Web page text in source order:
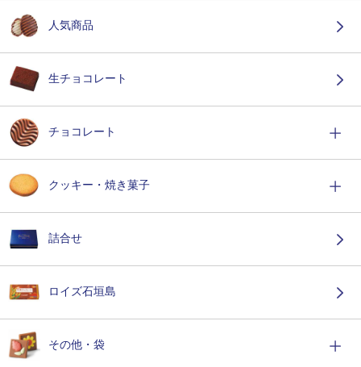
人気商品
生チョコレート
チョコレート
クッキー・焼き菓子
詰合せ
ロイズ石垣島
その他・袋